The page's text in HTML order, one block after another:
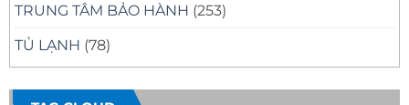
TRUNG TÂM BẢO HÀNH (253)
TỦ LẠNH (78)